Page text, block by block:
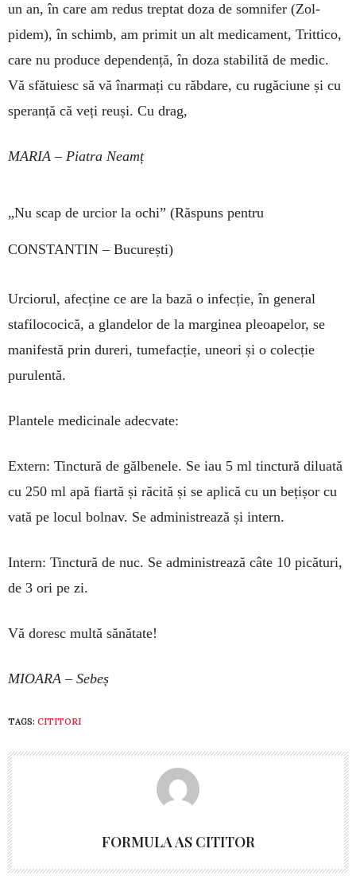
un an, în care am re­dus treptat doza de somnifer (Zol­
pidem), în schimb, am primit un alt medicament, Trittico,
care nu produce dependență, în doza stabilită de medic.
Vă sfătuiesc să vă înarmați cu răbdare, cu rugăciune și cu
speranță că veți reuși. Cu drag,
MARIA – Piatra Neamț
„Nu scap de urcior la ochi” (Răspuns pentru
CONSTANTIN – București)
Urciorul, afecține ce are la bază o infecție, în general
stafilococică, a glan­delor de la margi­nea pleoa­pe­lor, se
ma­ni­festă prin dureri, tume­facție, une­ori și o colec­ție
purulentă.
Plantele medicinale adec­vate:
Extern: Tinctură de gălbe­nele. Se iau 5 ml tinctură diluată
cu 250 ml apă fiartă și răcită și se aplică cu un beți­șor cu
vată pe locul bolnav. Se adminis­trează și intern.
Intern: Tinctură de nuc. Se ad­mi­nis­­trează câte 10 pi­cături,
de 3 ori pe zi.
Vă doresc multă sănătate!
MIOARA – Sebeș
TAGS: CITITORI
FORMULA AS CITITOR